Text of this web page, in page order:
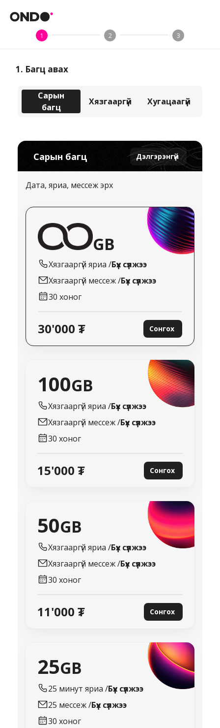
1 2 3
1. Багц авах
Сарын
багц
Хязгааргүй Хугацаагүй
Сарын багц Дэлгэрэнгүй
Дата, яриа, мессеж эрх
GB
Хязгааргүй яриа /Бүх сүлжээ
Хязгааргүй мессеж /Бүх сүлжээ
30 хоног
30'000 ₮ Сонгох
100GB
Хязгааргүй яриа /Бүх сүлжээ
Хязгааргүй мессеж /Бүх сүлжээ
30 хоног
15'000 ₮ Сонгох
50GB
Хязгааргүй яриа /Бүх сүлжээ
Хязгааргүй мессеж /Бүх сүлжээ
30 хоног
11'000 ₮ Сонгох
25GB
25 минут яриа /Бүх сүлжээ
25 мессеж /Бүх сүлжээ
30 хоног